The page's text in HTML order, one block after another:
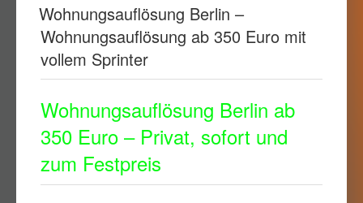
Wohnungsauflösung Berlin –
Wohnungsauflösung ab 350 Euro mit
vollem Sprinter
Wohnungsauflösung Berlin ab
350 Euro – Privat, sofort und
zum Festpreis